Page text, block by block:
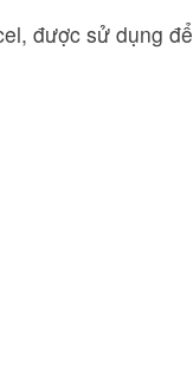
được sử dụng để